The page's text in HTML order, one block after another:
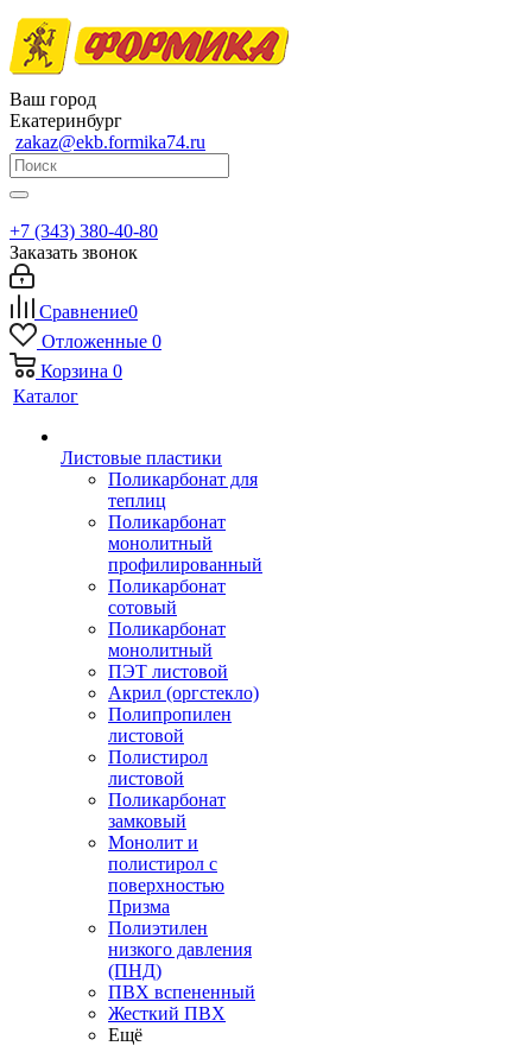
Ваш город
Екатеринбург
zakaz@ekb.formika74.ru
+7 (343) 380-40-80
Заказать звонок
Сравнение0
Отложенные 0
Корзина 0
Каталог
Листовые пластики
Поликарбонат для
теплиц
Поликарбонат
монолитный
профилированный
Поликарбонат
сотовый
Поликарбонат
монолитный
ПЭТ листовой
Акрил (оргстекло)
Полипропилен
листовой
Полистирол
листовой
Поликарбонат
замковый
Монолит и
полистирол с
поверхностью
Призма
Полиэтилен
низкого давления
(ПНД)
ПВХ вспененный
Жесткий ПВХ
Ещё